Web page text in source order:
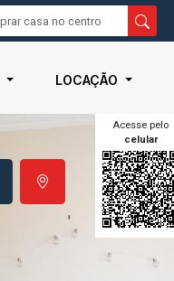
LOCAÇÃO
Acesse pelo
celular